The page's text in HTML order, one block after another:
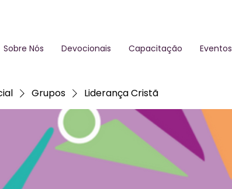
Sobre Nós Devocionais Capacitação Eventos
Grupos Liderança Cristã